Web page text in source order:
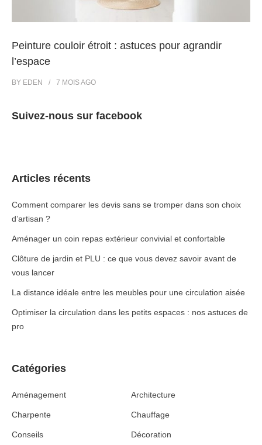
Peinture couloir étroit : astuces pour agrandir
l’espace
BY EDEN 7 MOISAGO
Suivez-nous sur facebook
Articles récents
Comment comparer les devis sans se tromper dans son choix
d’artisan ?
Aménager un coin repas extérieur convivial et confortable
Clôture de jardin et PLU : ce que vous devez savoir avant de
vous lancer
La distance idéale entre les meubles pour une circulation aisée
Optimiser la circulation dans les petits espaces : nos astuces de
pro
Catégories
Aménagement Architecture
Charpente Chauffage
Conseils Décoration